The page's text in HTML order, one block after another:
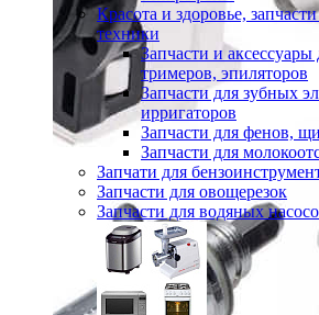
Красота и здоровье,
техники
Запчасти и аксессуары
тримеров, эпиляторов
Запчасти для зубных
ирригаторов
Запчасти для фенов,
Запчасти для
Запчати для
Запчасти для овощерезок
Запчасти для водяных